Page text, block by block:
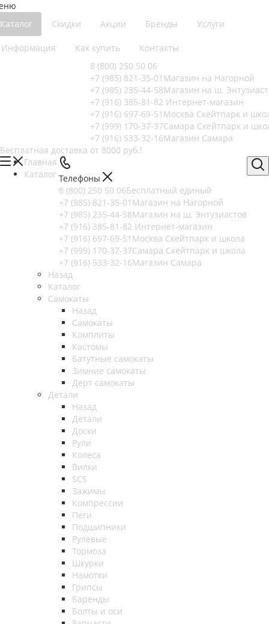
Каталог
Скидки Акции Бренды Услуги
Информация Как купить
Контакты
8 (800) 250 50 06
+7 (985) 821-35-01 Магазин на Нагорной
+7 (985) 235-44-58Магазин на ш.
+7 (916) 385-81-82 Интернет-магазин
+7 (916) 697-69-51 Москва Скейтпарк и
+7 (999) 170-37-37Самара Скейтпарк и
+7 (916) 533-32-16Магазин Самара
Бесплатная доставка от 8000 руб.!
Телефоны
8 (800) 250 50 06Бесплатный единый
+7 (985) 821-35-01 Магазин на Нагорной
+7 (985) 235-44-58Магазин на ш. Энтузиастов
+7 (916) 385-81-82 Интернет-магазин
+7 (916) 697-69-51 Москва Скейтпарк и школа
+7 (999) 170-37-37Самара Скейтпарк и школа
+7 (916) 533-32-16Магазин Самара
Главная
Каталог
Назад
Каталог
Самокаты
Назад
Самокаты
Комплиты
Кастомы
Батутные самокаты
Зимние самокаты
Дерт самокаты
Детали
Назад
Детали
Доски
Рули
Колеса
Вилки
SCS
Зажимы
Компрессии
Пеги
Подшипники
Рулевые
Тормоза
Шкурки
Намотки
Грипсы
Баренды
Болты и оси